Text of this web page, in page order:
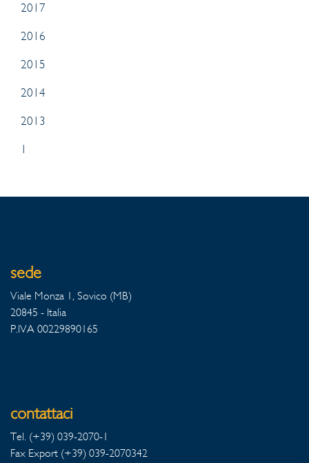
2017
2016
2015
2014
2013
1
sede
Viale Monza 1, Sovico (MB)
20845 - Italia
P.IVA 00229890165
contattaci
Tel. (+39) 039-2070-1
Fax Export (+39) 039-2070342